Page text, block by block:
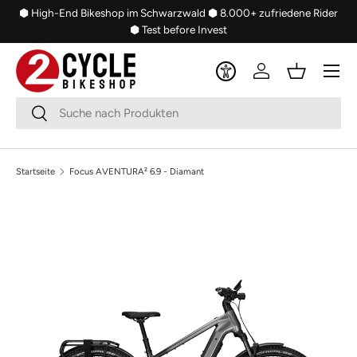
⬢ High-End Bikeshop im Schwarzwald ⬢ 8.000+ zufriedene Rider
⬢ Test before Invest
SuchenSuchen
Einloggen
Menü
Startseite Focus AVENTURA² 6.9 - Diamant